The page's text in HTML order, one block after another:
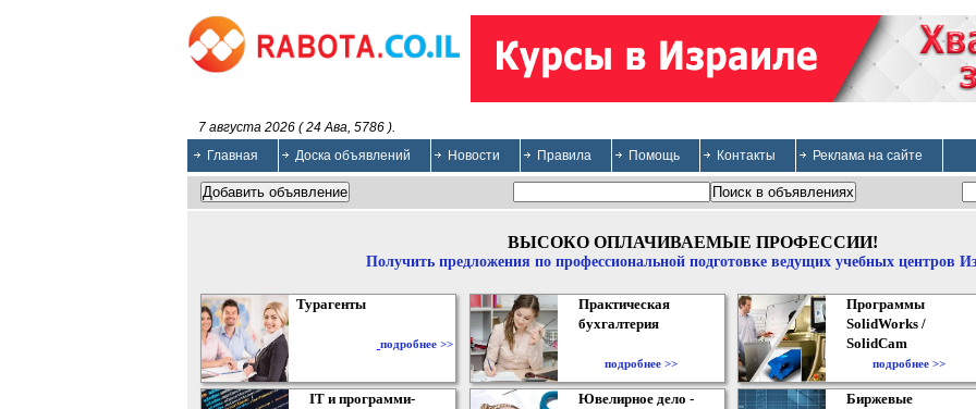
7 августа 2026 ( 24 Ава, 5786 ).
Главная
Доска объявлений Новости Правила Помощь Контакты Реклама на сайте
ВЫСОКО ОПЛАЧИВАЕМЫЕ ПРОФЕССИИ!
Получить предложения по профессиональной подготовке ведущих учебных центров
Турагенты
подробнее >>
Практическая
бухгалтерия
подробнее >>
Программы
SolidWorks /
SolidCam
подробнее >>
IT и программи-
Ювелирное дело -
Биржевые